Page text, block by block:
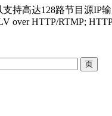
支持高达128路节目源
over HTTP/RTMP;